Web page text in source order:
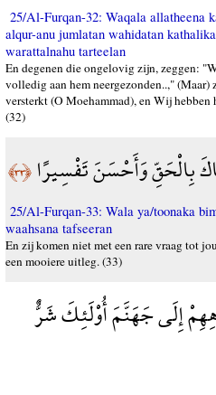
25/Al-Furqan-32: Waqala
alqur-anu jumlatan wahidatan
warattalnahu tarteelan
En degenen die ongelovig zijn, zeggen:
volledig aan hem neergezonden..,"
versterkt (O Moehammad), en Wij
(32)
بِالْحَقِّ وَأَحْسَنَ تَفْسِيرًا﴿٣٣﴾
25/Al-Furqan-33: Wala ya/toonaka
waahsana tafseeran
En zij komen niet met een rare vraag tot
een mooiere uitleg. (33)
إِلَى جَهَنَّمَ أُوْلَئِكَ شَرٌّ